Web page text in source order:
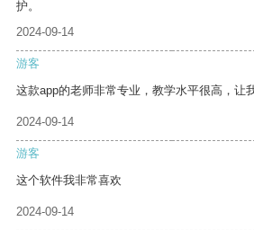
护。
2024-09-14
游客
这款app的老师非常专业，教学水平很高，让
2024-09-14
游客
这个软件我非常喜欢
2024-09-14